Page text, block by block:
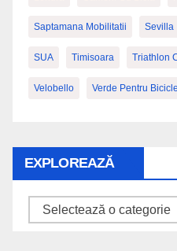
Saptamana Mobilitatii Sevilla
SUA Timisoara Triathlon
Velobello Verde Pentru
EXPLOREAZĂ
Explorează